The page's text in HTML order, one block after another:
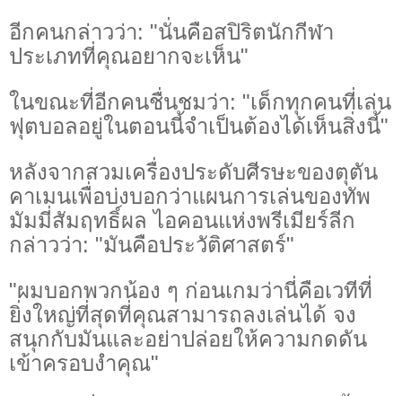
อีกคนกล่าวว่า: "นั่นคือสปิริตนักกีฬา
ประเภทที่คุณอยากจะเห็น"
ในขณะที่อีกคนชื่นชมว่า: "เด็กทุกคนที่เล่น
ฟุตบอลอยู่ในตอนนี้จำเป็นต้องได้เห็นสิ่งนี้"
หลังจากสวมเครื่องประดับศีรษะของตุตัน
คาเมนเพื่อบ่งบอกว่าแผนการเล่นของทัพ
มัมมี่สัมฤทธิ์ผล ไอคอนแห่งพรีเมียร์ลีก
กล่าวว่า: "มันคือประวัติศาสตร์"
"ผมบอกพวกน้อง ๆ ก่อนเกมว่านี่คือเวทีที่
ยิ่งใหญ่ที่สุดที่คุณสามารถลงเล่นได้ จง
สนุกกับมันและอย่าปล่อยให้ความกดดัน
เข้าครอบงำคุณ"